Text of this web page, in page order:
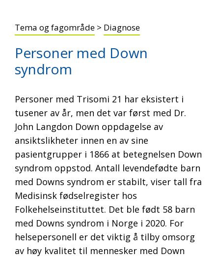
Tema og fagområde > Diagnose
Personer med Down
syndrom
Personer med Trisomi 21 har eksistert i
tusener av år, men det var først med Dr.
John Langdon Down oppdagelse av
ansiktslikheter innen en av sine
pasientgrupper i 1866 at betegnelsen Down
syndrom oppstod. Antall levendefødte barn
med Downs syndrom er stabilt, viser tall fra
Medisinsk fødselregister hos
Folkehelseinstituttet. Det ble født 58 barn
med Downs syndrom i Norge i 2020. For
helsepersonell er det viktig å tilby omsorg
av høy kvalitet til mennesker med Down